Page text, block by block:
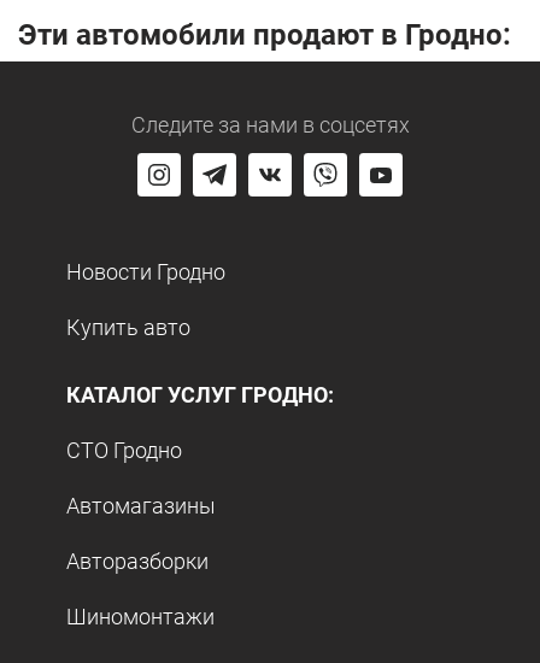
Эти автомобили продают в Гродно:
Следите за нами в соцсетях
Новости Гродно
Купить авто
КАТАЛОГ УСЛУГ ГРОДНО:
СТО Гродно
Автомагазины
Авторазборки
Шиномонтажи